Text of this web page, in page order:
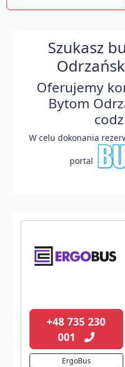
Szukasz
Oferujemy
Bytom
W celu dokonania
portal
+48 735 230
001
ErgoBus